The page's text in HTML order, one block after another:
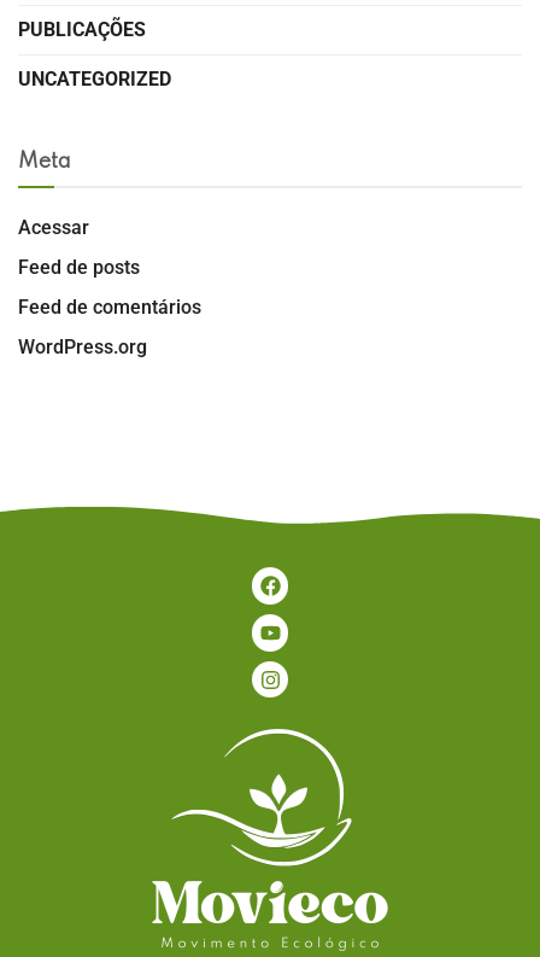
PUBLICAÇÕES
UNCATEGORIZED
Meta
Acessar
Feed de posts
Feed de comentários
WordPress.org